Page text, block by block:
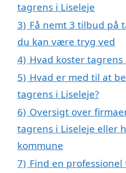
tagrens i Liseleje
3) Få nemt 3 tilbud på
du kan være tryg ved
4) Hvad koster tagrens
5) Hvad er med til at
tagrens i Liseleje?
6) Oversigt over
tagrens i Liseleje eller
kommune
7) Find en